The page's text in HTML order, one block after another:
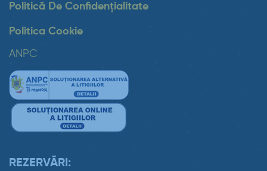
Politică De Confidențialitate
Politica Cookie
ANPC
REZERVĂRI: